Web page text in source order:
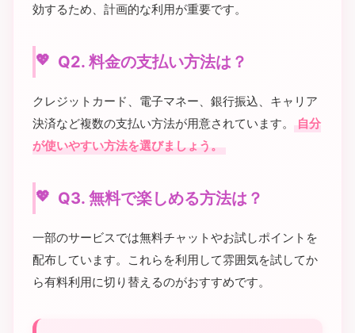
効するため、計画的な利用が重要です。
Q2. 料金の支払い方法は？
クレジットカード、電子マネー、銀行振込、キャリア
決済など複数の支払い方法が用意されています。
自分
が使いやすい方法を選びましょう。
Q3. 無料で楽しめる方法は？
一部のサービスでは無料チャットやお試しポイントを
配布しています。これらを利用して雰囲気を試してか
ら有料利用に切り替えるのがおすすめです。